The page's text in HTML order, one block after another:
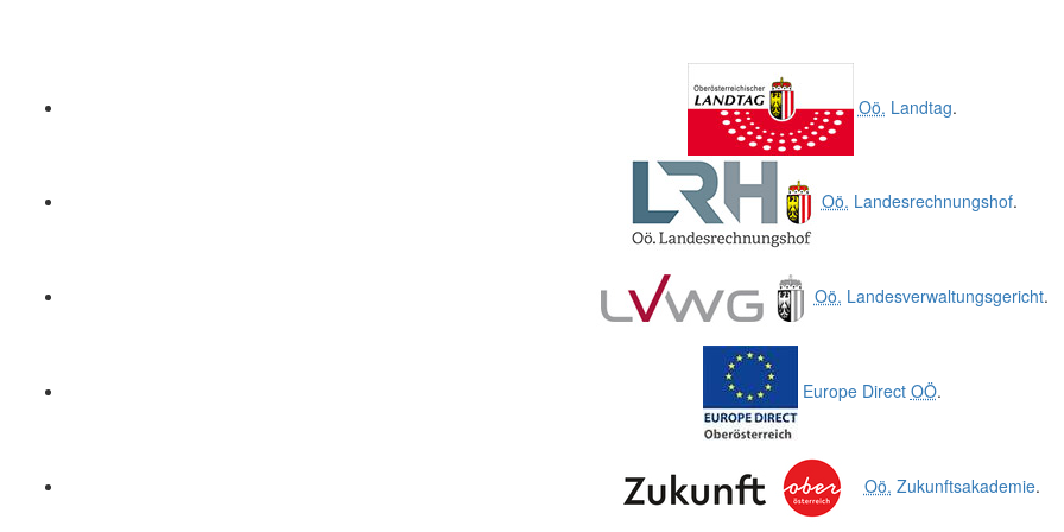
Oö. Landtag.
Oö. Landesrechnungshof.
Oö. Landesverwaltungsgericht.
Europe Direct OÖ.
Oö. Zukunftsakademie.